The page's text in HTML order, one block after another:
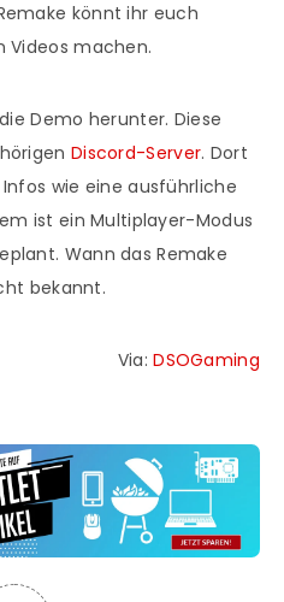
könnt ihr euch
machen.
Demo herunter. Diese
Discord-Server. Dort
wie eine ausführliche
ist ein Multiplayer-Modus
Wann das Remake
bekannt.
Via:DSOGaming